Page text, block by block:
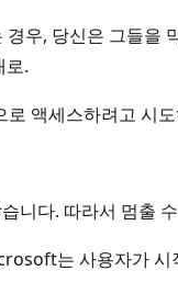
우, 당신은 그들을
로.
액세스하려고 시
니다. 따라서 멈출
는 사용자가